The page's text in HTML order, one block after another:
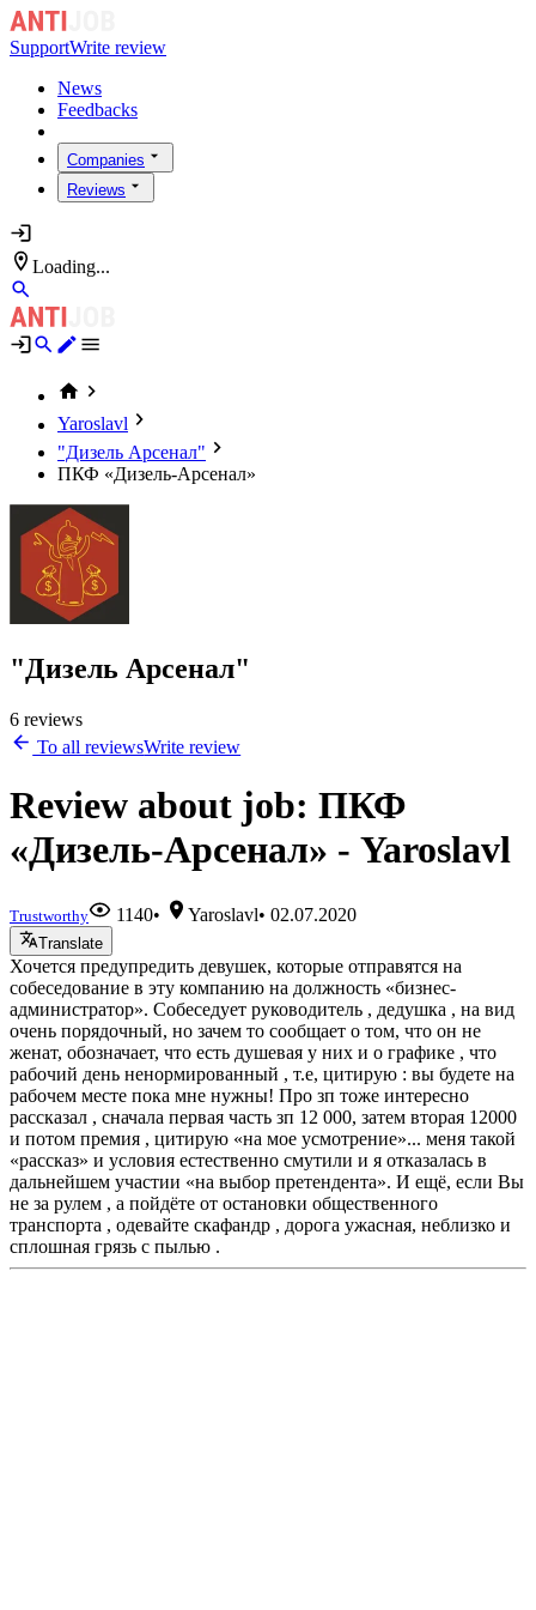
SupportWrite review
News
Feedbacks
Companies
Reviews
Loading...
Yaroslavl
"Дизель Арсенал"
ПКФ «Дизель-Арсенал»
"Дизель Арсенал"
6 reviews
To all reviewsWrite review
Review about job: ПКФ
«Дизель-Арсенал» - Yaroslavl
Trustworthy 1140• Yaroslavl•02.07.2020
Translate
Хочется предупредить девушек, которые отправятся на
собеседование в эту компанию на должность «бизнес-
администратор». Собеседует руководитель , дедушка , на вид
очень порядочный, но зачем то сообщает о том, что он не
женат, обозначает, что есть душевая у них и о графике , что
рабочий день ненормированный , т.е, цитирую : вы будете на
рабочем месте пока мне нужны! Про зп тоже интересно
рассказал , сначала первая часть зп 12 000, затем вторая 12000
и потом премия , цитирую «на мое усмотрение»... меня такой
«рассказ» и условия естественно смутили и я отказалась в
дальнейшем участии «на выбор претендента». И ещё, если Вы
не за рулем , а пойдёте от остановки общественного
транспорта , одевайте скафандр , дорога ужасная, неблизко и
сплошная грязь с пылью .